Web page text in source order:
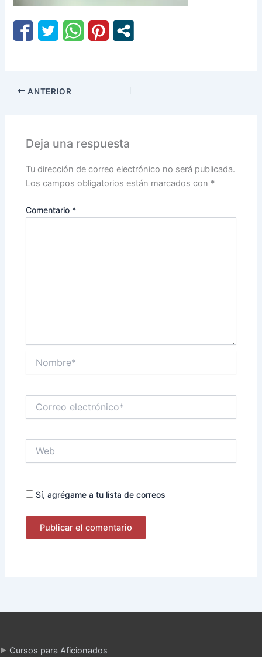
ANTERIOR
Deja una respuesta
Tu dirección de correo electrónico no será publicada.
Los campos obligatorios están marcados con *
Comentario *
electrónico*
Sí, agrégame a tu lista de correos
Cursos para Aficionados